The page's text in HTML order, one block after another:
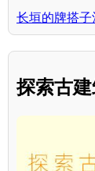
长垣的牌搭子
探索古